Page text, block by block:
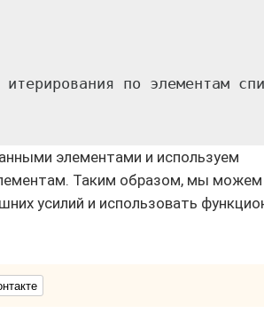
по элементам
элементами и используем
Таким образом, мы можем
усилий и использовать